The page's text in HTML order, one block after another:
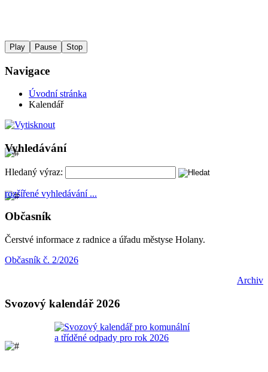
Play Pause Stop
Navigace
Úvodní stránka
Kalendář
Vyhledávání
Hledaný výraz:
rozšířené vyhledávání ...
Občasník
Čerstvé informace z radnice a úřadu městyse Holany.
Občasník č. 2/2026
Archiv
Svozový kalendář 2026